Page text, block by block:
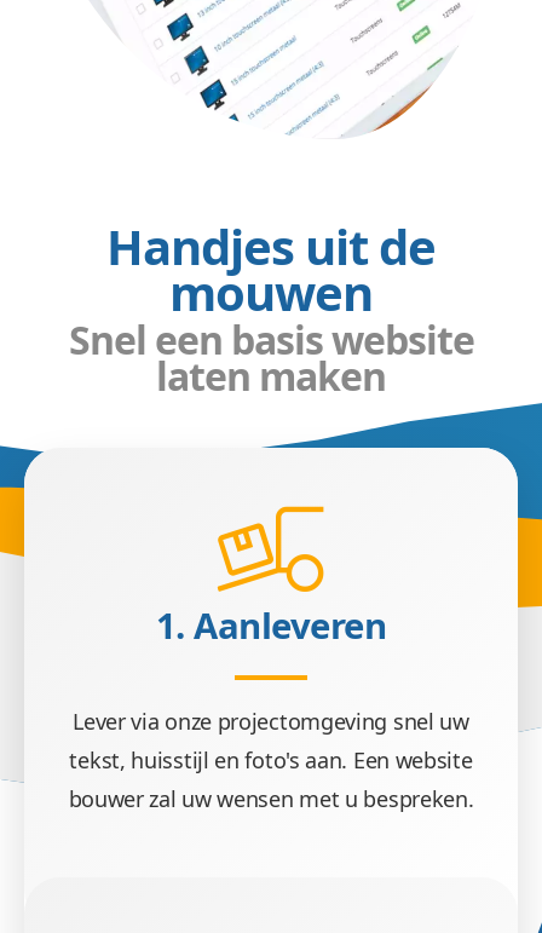
Handjes uit de
mouwen
Snel een basis website
laten maken
1. Aanleveren
Lever via onze projectomgeving snel uw
tekst, huisstijl en foto's aan. Een website
bouwer zal uw wensen met u bespreken.